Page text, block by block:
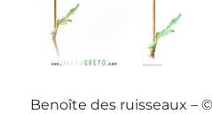
Benoîte des ruisseaux –